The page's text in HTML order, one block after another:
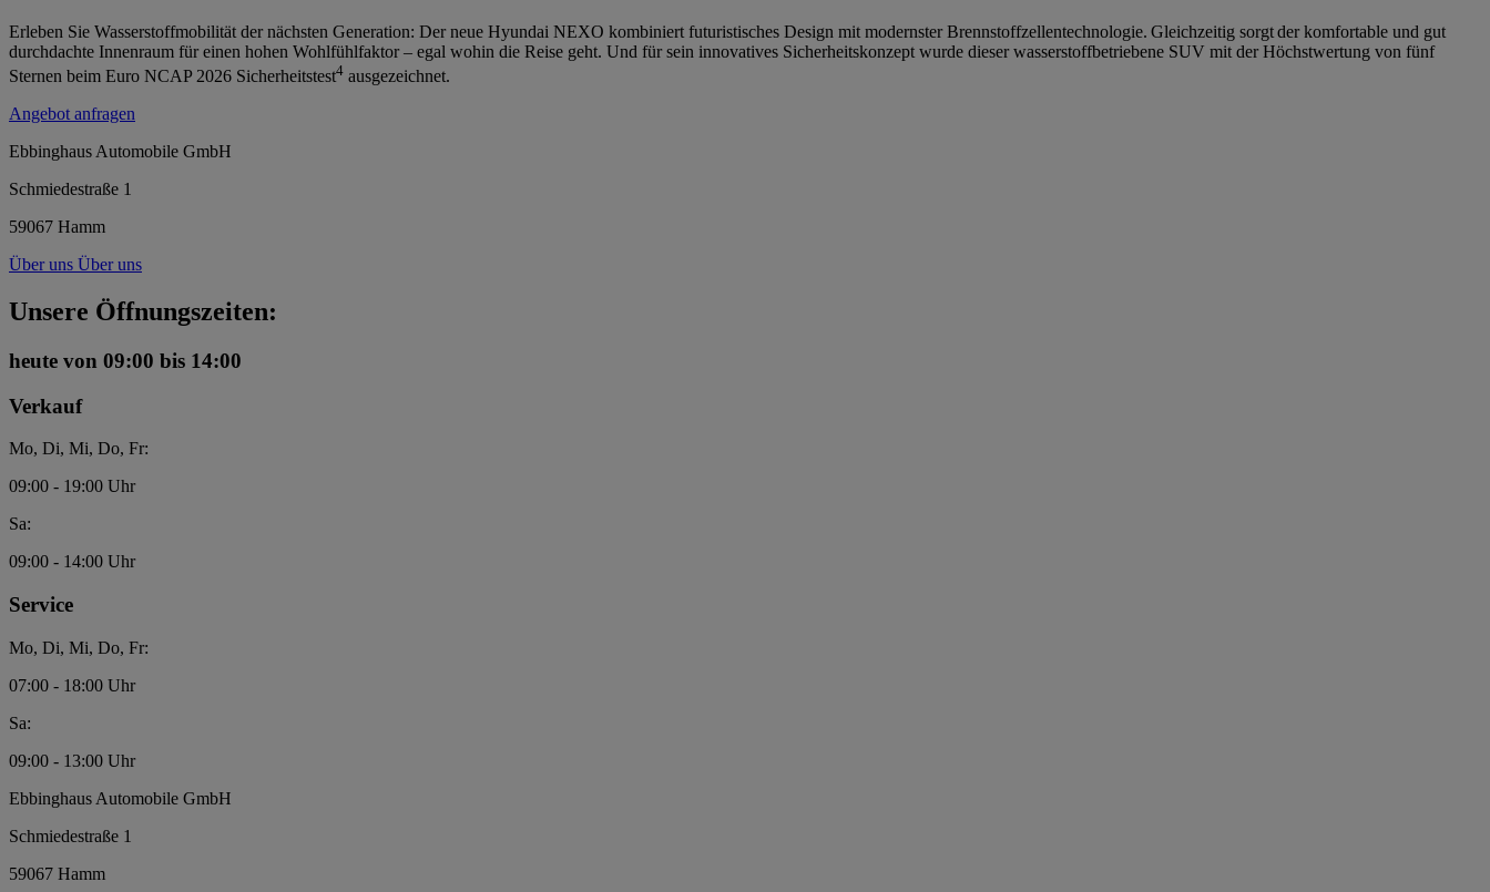
Erleben Sie Wasserstoffmobilität der nächsten Generation: Der neue Hyundai NEXO kombiniert futuristisches Design mit modernster Brennstoffzellentechnologie. Gleichzeitig sorgt der komfortable und gut
durchdachte Innenraum für einen hohen Wohlfühlfaktor – egal wohin die Reise geht. Und für sein innovatives Sicherheitskonzept wurde dieser wasserstoffbetriebene SUV mit der Höchstwertung von fünf
Sternen beim Euro NCAP 2026 Sicherheitstest4 ausgezeichnet.
Angebot anfragen
Ebbinghaus Automobile GmbH
Schmiedestraße 1
59067 Hamm
Über uns Über uns
Unsere Öffnungszeiten:
heute von 09:00 bis 14:00
Verkauf
Mo, Di, Mi, Do, Fr:
09:00 - 19:00 Uhr
Sa:
09:00 - 14:00 Uhr
Service
Mo, Di, Mi, Do, Fr:
07:00 - 18:00 Uhr
Sa:
09:00 - 13:00 Uhr
Ebbinghaus Automobile GmbH
Schmiedestraße 1
59067 Hamm